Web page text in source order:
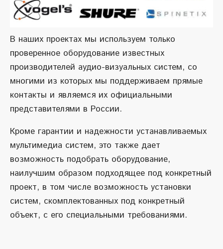
В наших проектах мы используем только
проверенное оборудование известных
производителей аудио-визуальных систем, со
многими из которых мы поддерживаем прямые
контакты и являемся их официальными
представителями в России.
Кроме гарантии и надежности устанавливаемых
мультимедиа систем, это также дает
возможность подобрать оборудование,
наилучшим образом подходящее под конкретный
проект, в том числе возможность установки
систем, скомплектованных под конкретный
объект, с его специальными требованиями.